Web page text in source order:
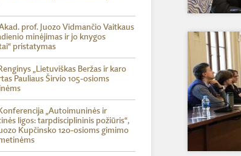
prof. Juozo Vidmančio Vaitkaus
minėjimas ir jo knygos
pristatymas
„Lietuviškas Beržas ir karo
Pauliaus Širvio 105-osioms
„Autoimuninės ir
ligos: tarpdisciplininis požiūris“,
Kupčinsko 120-osioms gimimo